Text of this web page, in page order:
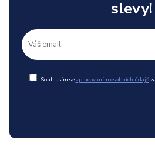
slevy!
Souhlasím se zpracováním osobních údajů